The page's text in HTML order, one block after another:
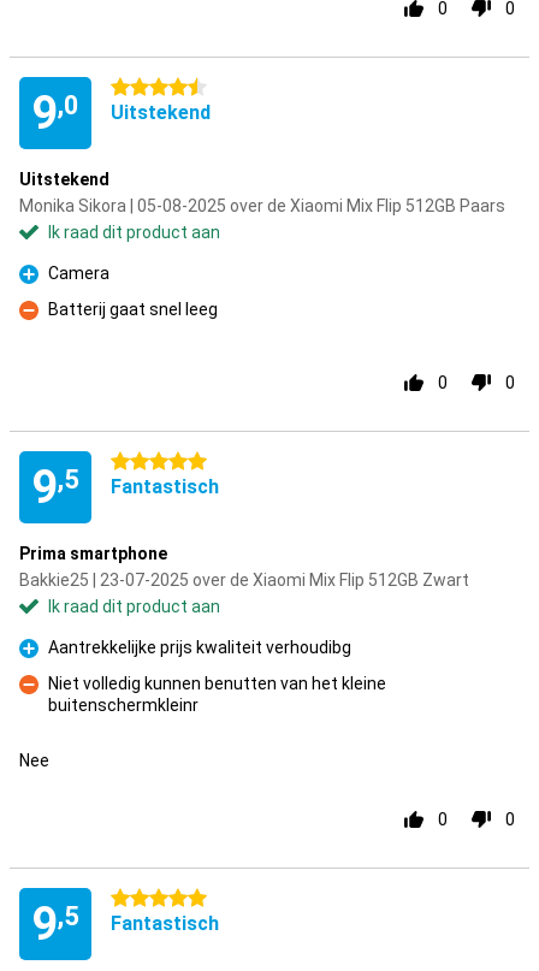
0 0
9,0
4.5 sterren
Uitstekend
Uitstekend
Monika Sikora | 05-08-2025 over de Xiaomi Mix Flip 512GB Paars
Ik raad dit product aan
Pluspunt
Camera
Minpunt
Batterij gaat snel leeg
0 0
9,5
5 sterren
Fantastisch
Prima smartphone
Bakkie25 | 23-07-2025 over de Xiaomi Mix Flip 512GB Zwart
Ik raad dit product aan
Pluspunt
Aantrekkelijke prijs kwaliteit verhoudibg
Minpunt
Niet volledig kunnen benutten van het kleine
buitenschermkleinr
Nee
0 0
9,5
5 sterren
Fantastisch